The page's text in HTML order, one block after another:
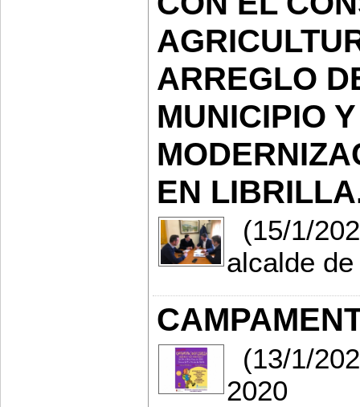
ARREGLO
MUNICIPIO
EN
(15/1/
alcalde
(13/1/
2020